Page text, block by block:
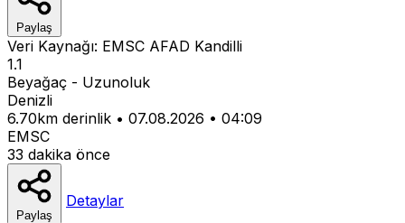
Paylaş
Veri Kaynağı: EMSC AFAD Kandilli
1.1
Beyağaç - Uzunoluk
Denizli
6.70km derinlik • 07.08.2026 • 04:09
EMSC
33 dakika önce
Paylaş
Detaylar